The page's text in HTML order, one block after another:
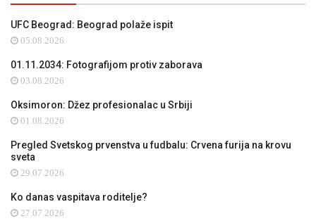
UFC Beograd: Beograd polaže ispit
05.08.2026
01.11.2034: Fotografijom protiv zaborava
03.08.2026
Oksimoron: Džez profesionalac u Srbiji
01.08.2026
Pregled Svetskog prvenstva u fudbalu: Crvena furija na krovu
sveta
29.07.2026
Ko danas vaspitava roditelje?
27.07.2026